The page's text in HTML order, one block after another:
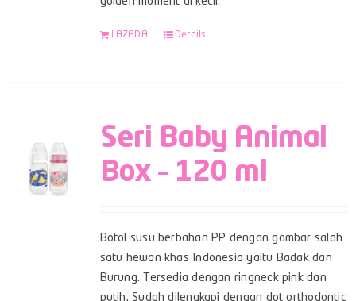
LAZADA Details
Seri Baby Animal
Box – 120 ml
Botol susu berbahan PP dengan gambar salah
satu hewan khas Indonesia yaitu Badak dan
Burung. Tersedia dengan ringneck pink dan
putih. Sudah dilengkapi dengan dot orthodontic